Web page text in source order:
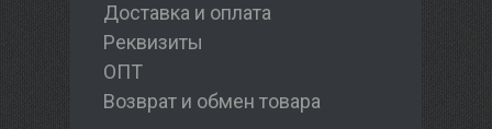
Доставка и оплата
Реквизиты
ОПТ
Возврат и обмен товара